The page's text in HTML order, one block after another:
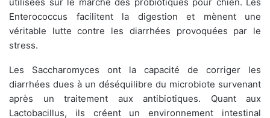
Enterococcus facilitent la digestion et mènent une
véritable lutte contre les diarrhées provoquées par le
stress.
Les Saccharomyces ont la capacité de corriger les
diarrhées dues à un déséquilibre du microbiote survenant
après un traitement aux antibiotiques. Quant aux
Lactobacillus, ils créent un environnement intestinal